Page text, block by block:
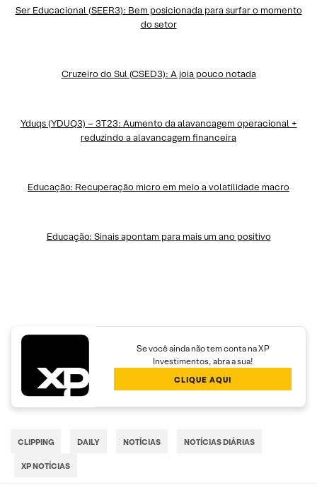
Ser Educacional (SEER3): Bem posicionada para surfar o momento
do setor
Cruzeiro do Sul (CSED3): A joia pouco notada
Yduqs (YDUQ3) – 3T23: Aumento da alavancagem operacional +
reduzindo a alavancagem financeira
Educação: Recuperação micro em meio a volatilidade macro
Educação: Sinais apontam para mais um ano positivo
Se você ainda não tem conta na XP
Investimentos, abra a sua!
CLIQUE AQUI
CLIPPING DAILY NOTÍCIAS NOTÍCIAS DIÁRIAS
XP NOTÍCIAS